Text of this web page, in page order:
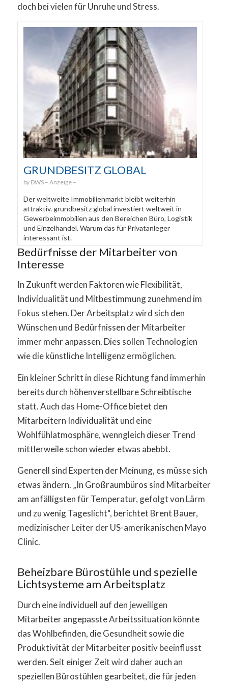
doch bei vielen für Unruhe und Stress.
GRUNDBESITZ GLOBAL
DWS
Der weltweite Immobilienmarkt bleibt weiterhin
attraktiv. grundbesitz global investiert weltweit in
Gewerbeimmobilien aus den Bereichen Büro, Logistik
und Einzelhandel. Warum das für Privatanleger
interessant ist.
Bedürfnisse der Mitarbeiter von
Interesse
In Zukunft werden Faktoren wie Flexibilität,
Individualität und Mitbestimmung zunehmend im
Fokus stehen. Der Arbeitsplatz wird sich den
Wünschen und Bedürfnissen der Mitarbeiter
immer mehr anpassen. Dies sollen Technologien
wie die künstliche Intelligenz ermöglichen.
Ein kleiner Schritt in diese Richtung fand immerhin
bereits durch höhenverstellbare Schreibtische
statt. Auch das Home-Office bietet den
Mitarbeitern Individualität und eine
Wohlfühlatmosphäre, wenngleich dieser Trend
mittlerweile schon wieder etwas abebbt.
Generell sind Experten der Meinung, es müsse sich
etwas ändern. „In Großraumbüros sind Mitarbeiter
am anfälligsten für Temperatur, gefolgt von Lärm
und zu wenig Tageslicht“, berichtet Brent Bauer,
medizinischer Leiter der US-amerikanischen Mayo
Clinic.
Beheizbare Bürostühle und spezielle
Lichtsysteme am Arbeitsplatz
Durch eine individuell auf den jeweiligen
Mitarbeiter angepasste Arbeitssituation könnte
das Wohlbefinden, die Gesundheit sowie die
Produktivität der Mitarbeiter positiv beeinflusst
werden. Seit einiger Zeit wird daher auch an
speziellen Bürostühlen gearbeitet, die für jeden